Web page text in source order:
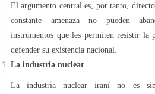
El argumento central es, por tanto,
constante amenaza no pueden
instrumentos que les permiten resistir la
defender su existencia nacional.
La industria nuclear
La industria nuclear iraní no es